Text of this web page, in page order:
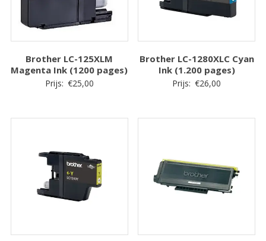
Brother LC-125XLM
Magenta Ink (1200 pages)
Prijs: €25,00
Brother LC-1280XLC Cyan
Ink (1.200 pages)
Prijs: €26,00